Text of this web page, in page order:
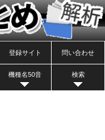
登録サイト 問い合わせ
機種名50音 検索